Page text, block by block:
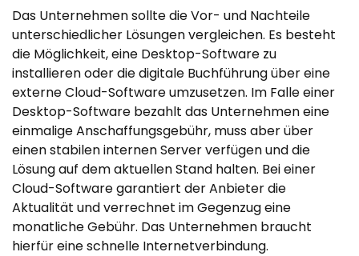
Das Unternehmen sollte die Vor- und Nachteile
unterschiedlicher Lösungen vergleichen. Es besteht
die Möglichkeit, eine Desktop-Software zu
installieren oder die digitale Buchführung über eine
externe Cloud-Software umzusetzen. Im Falle einer
Desktop-Software bezahlt das Unternehmen eine
einmalige Anschaffungsgebühr, muss aber über
einen stabilen internen Server verfügen und die
Lösung auf dem aktuellen Stand halten. Bei einer
Cloud-Software garantiert der Anbieter die
Aktualität und verrechnet im Gegenzug eine
monatliche Gebühr. Das Unternehmen braucht
hierfür eine schnelle Internetverbindung.